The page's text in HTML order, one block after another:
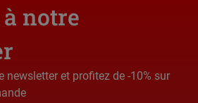
notre
newsletter et profitez de -10% sur